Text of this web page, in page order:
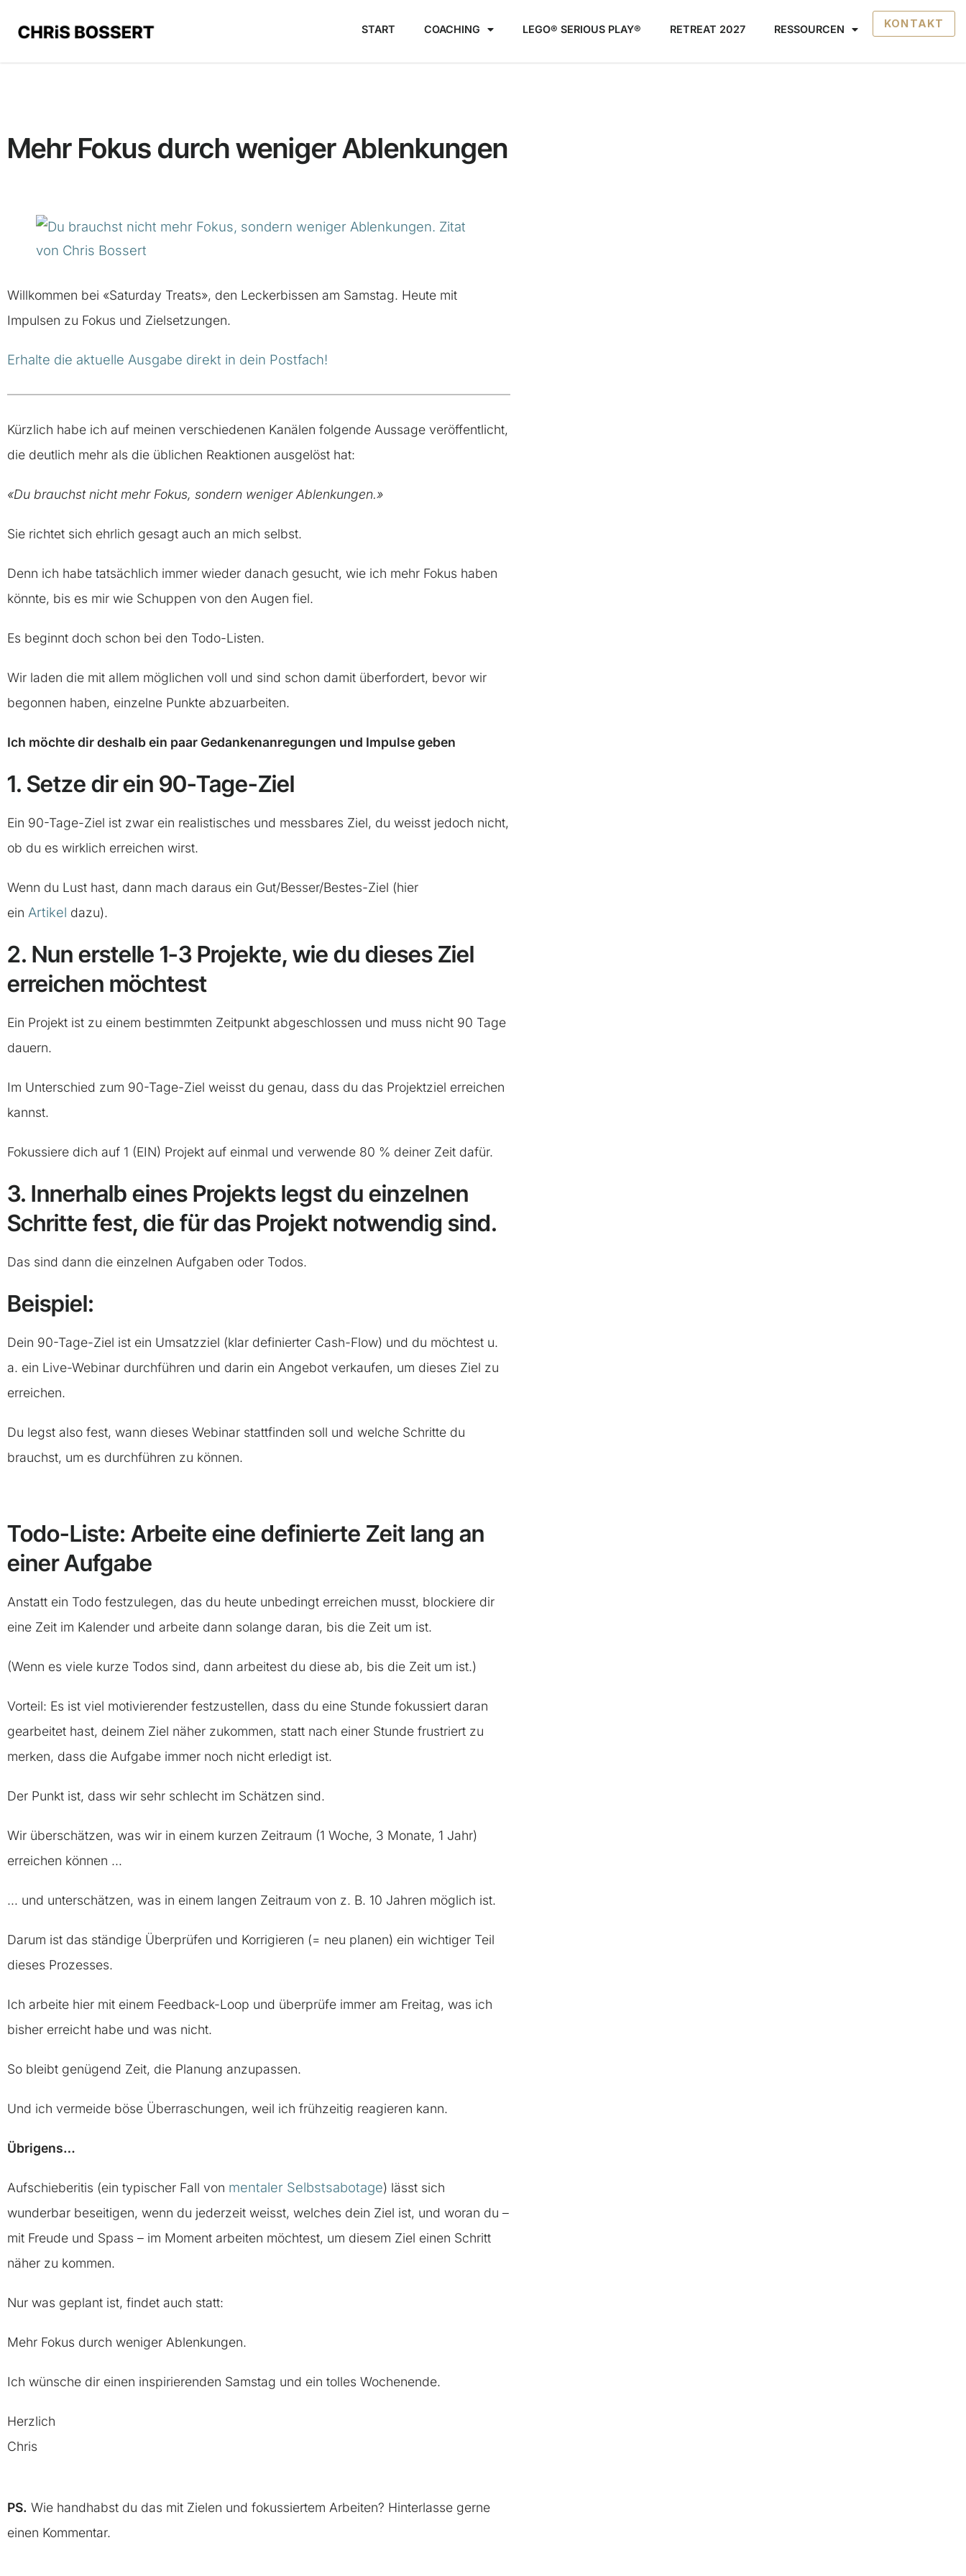
START COACHING LEGO® SERIOUS PLAY®​ RETREAT 2027 RESSOURCEN KONTAKT
Mehr Fokus durch weniger Ablenkungen
Willkommen bei «Saturday Treats», den Leckerbissen am Samstag. Heute mit
Impulsen zu Fokus und Zielsetzungen.
Erhalte die aktuelle Ausgabe direkt in dein Postfach!
Kürzlich habe ich auf meinen verschiedenen Kanälen folgende Aussage veröffentlicht,
die deutlich mehr als die üblichen Reaktionen ausgelöst hat:
«Du brauchst nicht mehr Fokus, sondern weniger Ablenkungen.»
Sie richtet sich ehrlich gesagt auch an mich selbst.
Denn ich habe tatsächlich immer wieder danach gesucht, wie ich mehr Fokus haben
könnte, bis es mir wie Schuppen von den Augen fiel.
Es beginnt doch schon bei den Todo-Listen.
Wir laden die mit allem möglichen voll und sind schon damit überfordert, bevor wir
begonnen haben, einzelne Punkte abzuarbeiten.
Ich möchte dir deshalb ein paar Gedankenanregungen und Impulse geben
1. Setze dir ein 90-Tage-Ziel
Ein 90-Tage-Ziel ist zwar ein realistisches und messbares Ziel, du weisst jedoch nicht,
ob du es wirklich erreichen wirst.
Wenn du Lust hast, dann mach daraus ein Gut/Besser/Bestes-Ziel (hier
ein Artikel dazu).
2. Nun erstelle 1-3 Projekte, wie du dieses Ziel
erreichen möchtest
Ein Projekt ist zu einem bestimmten Zeitpunkt abgeschlossen und muss nicht 90 Tage
dauern.
Im Unterschied zum 90-Tage-Ziel weisst du genau, dass du das Projektziel erreichen
kannst.
Fokussiere dich auf 1 (EIN) Projekt auf einmal und verwende 80 % deiner Zeit dafür.
3. Innerhalb eines Projekts legst du einzelnen
Schritte fest, die für das Projekt notwendig sind.
Das sind dann die einzelnen Aufgaben oder Todos.
Beispiel:
Dein 90-Tage-Ziel ist ein Umsatzziel (klar definierter Cash-Flow) und du möchtest u.
a. ein Live-Webinar durchführen und darin ein Angebot verkaufen, um dieses Ziel zu
erreichen.
Du legst also fest, wann dieses Webinar stattfinden soll und welche Schritte du
brauchst, um es durchführen zu können.
Todo-Liste: Arbeite eine definierte Zeit lang an
einer Aufgabe
Anstatt ein Todo festzulegen, das du heute unbedingt erreichen musst, blockiere dir
eine Zeit im Kalender und arbeite dann solange daran, bis die Zeit um ist.
(Wenn es viele kurze Todos sind, dann arbeitest du diese ab, bis die Zeit um ist.)
Vorteil: Es ist viel motivierender festzustellen, dass du eine Stunde fokussiert daran
gearbeitet hast, deinem Ziel näher zukommen, statt nach einer Stunde frustriert zu
merken, dass die Aufgabe immer noch nicht erledigt ist.
Der Punkt ist, dass wir sehr schlecht im Schätzen sind.
Wir überschätzen, was wir in einem kurzen Zeitraum (1 Woche, 3 Monate, 1 Jahr)
erreichen können …
… und unterschätzen, was in einem langen Zeitraum von z. B. 10 Jahren möglich ist.
Darum ist das ständige Überprüfen und Korrigieren (= neu planen) ein wichtiger Teil
dieses Prozesses.
Ich arbeite hier mit einem Feedback-Loop und überprüfe immer am Freitag, was ich
bisher erreicht habe und was nicht.
So bleibt genügend Zeit, die Planung anzupassen.
Und ich vermeide böse Überraschungen, weil ich frühzeitig reagieren kann.
Übrigens…
Aufschieberitis (ein typischer Fall von mentaler Selbstsabotage) lässt sich
wunderbar beseitigen, wenn du jederzeit weisst, welches dein Ziel ist, und woran du –
mit Freude und Spass – im Moment arbeiten möchtest, um diesem Ziel einen Schritt
näher zu kommen.
Nur was geplant ist, findet auch statt:
Mehr Fokus durch weniger Ablenkungen.
Ich wünsche dir einen inspirierenden Samstag und ein tolles Wochenende.
Herzlich
Chris
PS. Wie handhabst du das mit Zielen und fokussiertem Arbeiten? Hinterlasse gerne
einen Kommentar.